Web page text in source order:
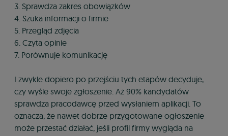
3. Sprawdza zakres obowiązków
4. Szuka informacji o firmie
5. Przegląd zdjęcia
6. Czyta opinie
7. Porównuje komunikację
I zwykle dopiero po przejściu tych etapów decyduje,
czy wyśle swoje zgłoszenie. Aż 90% kandydatów
sprawdza pracodawcę przed wysłaniem aplikacji. To
oznacza, że nawet dobrze przygotowane ogłoszenie
może przestać działać, jeśli profil firmy wygląda na